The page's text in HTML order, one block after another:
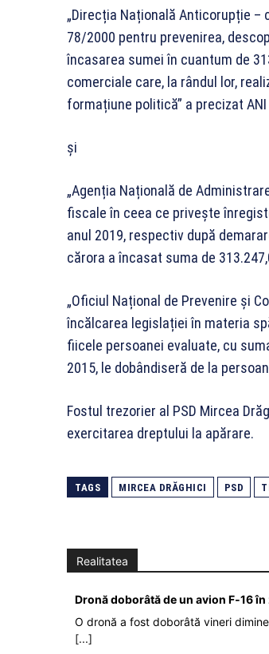
„Direcția Națională Anticorupție
78/2000 pentru prevenirea,
încasarea sumei în cuantum de
comerciale care, la rândul lor,
formațiune politică” a precizat ANI
și
„Agenția Națională de
fiscale în ceea ce privește
anul 2019, respectiv după
cărora a încasat suma de
„Oficiul Național de Prevenire și
încălcarea legislației în materia
fiicele persoanei evaluate, cu
2015, le dobândiseră de la
Fostul trezorier al PSD Mircea
exercitarea dreptului la apărare.
TAGS MIRCEA DRĂGHICI PSD
Realitatea
Dronă doborâtă de un avion F‑16
O dronă a fost doborâtă vineri
[...]